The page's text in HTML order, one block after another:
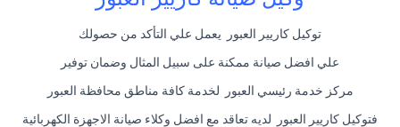
توكيل كاريير العبور يعمل علي التأكد من حصولك
علي افضل صيانة ممكنة على سبيل المثال وضمان توفير
مركز خدمة رئيسي العبور لخدمة كافة مناطق محافظة العبور
فتوكيل كاريير العبور لديه تعاقد مع افضل وكلاء صيانة الاجهزة الكهربائية